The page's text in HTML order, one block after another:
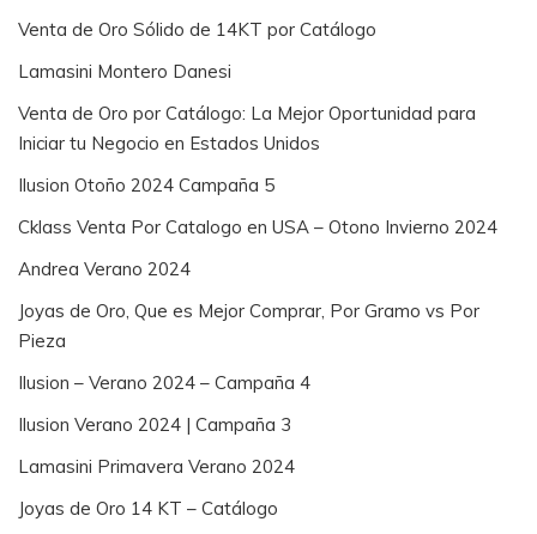
Venta de Oro Sólido de 14KT por Catálogo
Lamasini Montero Danesi
Venta de Oro por Catálogo: La Mejor Oportunidad para
Iniciar tu Negocio en Estados Unidos
Ilusion Otoño 2024 Campaña 5
Cklass Venta Por Catalogo en USA – Otono Invierno 2024
Andrea Verano 2024
Joyas de Oro, Que es Mejor Comprar, Por Gramo vs Por
Pieza
Ilusion – Verano 2024 – Campaña 4
Ilusion Verano 2024 | Campaña 3
Lamasini Primavera Verano 2024
Joyas de Oro 14 KT – Catálogo